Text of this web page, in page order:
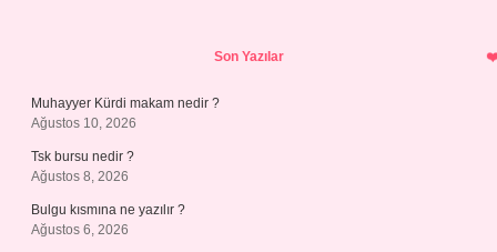
Son Yazılar
Muhayyer Kürdi makam nedir ?
Ağustos 10, 2026
Tsk bursu nedir ?
Ağustos 8, 2026
Bulgu kısmına ne yazılır ?
Ağustos 6, 2026